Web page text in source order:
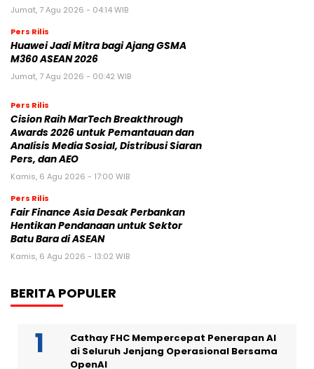
Jumat, 7 Agu 2026 - 04:14 WIB
Pers Rilis
Huawei Jadi Mitra bagi Ajang GSMA
M360 ASEAN 2026
Jumat, 7 Agu 2026 - 00:42 WIB
Pers Rilis
Cision Raih MarTech Breakthrough
Awards 2026 untuk Pemantauan dan
Analisis Media Sosial, Distribusi Siaran
Pers, dan AEO
Kamis, 6 Agu 2026 - 17:00 WIB
Pers Rilis
Fair Finance Asia Desak Perbankan
Hentikan Pendanaan untuk Sektor
Batu Bara di ASEAN
Kamis, 6 Agu 2026 - 13:02 WIB
BERITA POPULER
Cathay FHC Mempercepat Penerapan AI
di Seluruh Jenjang Operasional Bersama
OpenAI